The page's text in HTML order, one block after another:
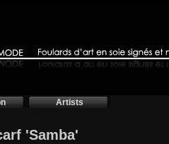
Artists
'Samba'